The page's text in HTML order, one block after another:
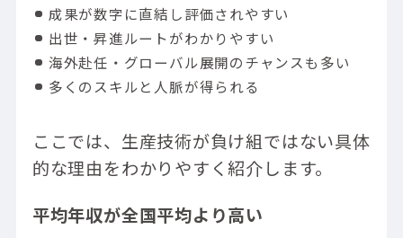
成果が数字に直結し評価されやすい
出世・昇進ルートがわかりやすい
海外赴任・グローバル展開のチャンスも多い
多くのスキルと人脈が得られる
ここでは、生産技術が負け組ではない具体
的な理由をわかりやすく紹介します。
平均年収が全国平均より高い